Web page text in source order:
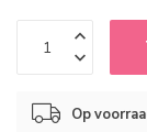
Op